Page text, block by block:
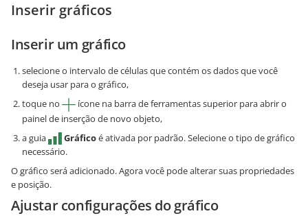
Inserir gráficos
Inserir um gráfico
selecione o intervalo de células que contém os dados que você
deseja usar para o gráfico,
toque no
ícone na barra de ferramentas superior para abrir o
painel de inserção de novo objeto,
a guia
Gráficoé ativada por padrão. Selecione o tipo de gráfico
necessário.
O gráfico será adicionado. Agora você pode alterar suas propriedades
e posição.
Ajustar configurações do gráfico